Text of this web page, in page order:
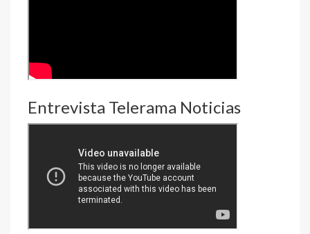
Entrevista Telerama Noticias